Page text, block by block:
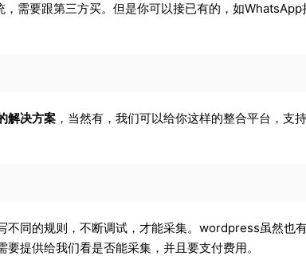
，需要跟第三方买。但是你可以接已有的，如WhatsApp
解决方案 ，当然有，我们可以给你这样的整合平台，支
不同的规则，不断调试，才能采集。wordpress虽然也
提供给我们看是否能采集，并且要支付费用。